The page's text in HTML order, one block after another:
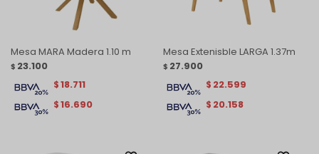
Mesa MARA Madera 1.10 m
$ 23.100
$16.690
$18.711
Mesa Extenisble LARGA 1.37m
$ 27.900
$ 20.158
$ 22.599